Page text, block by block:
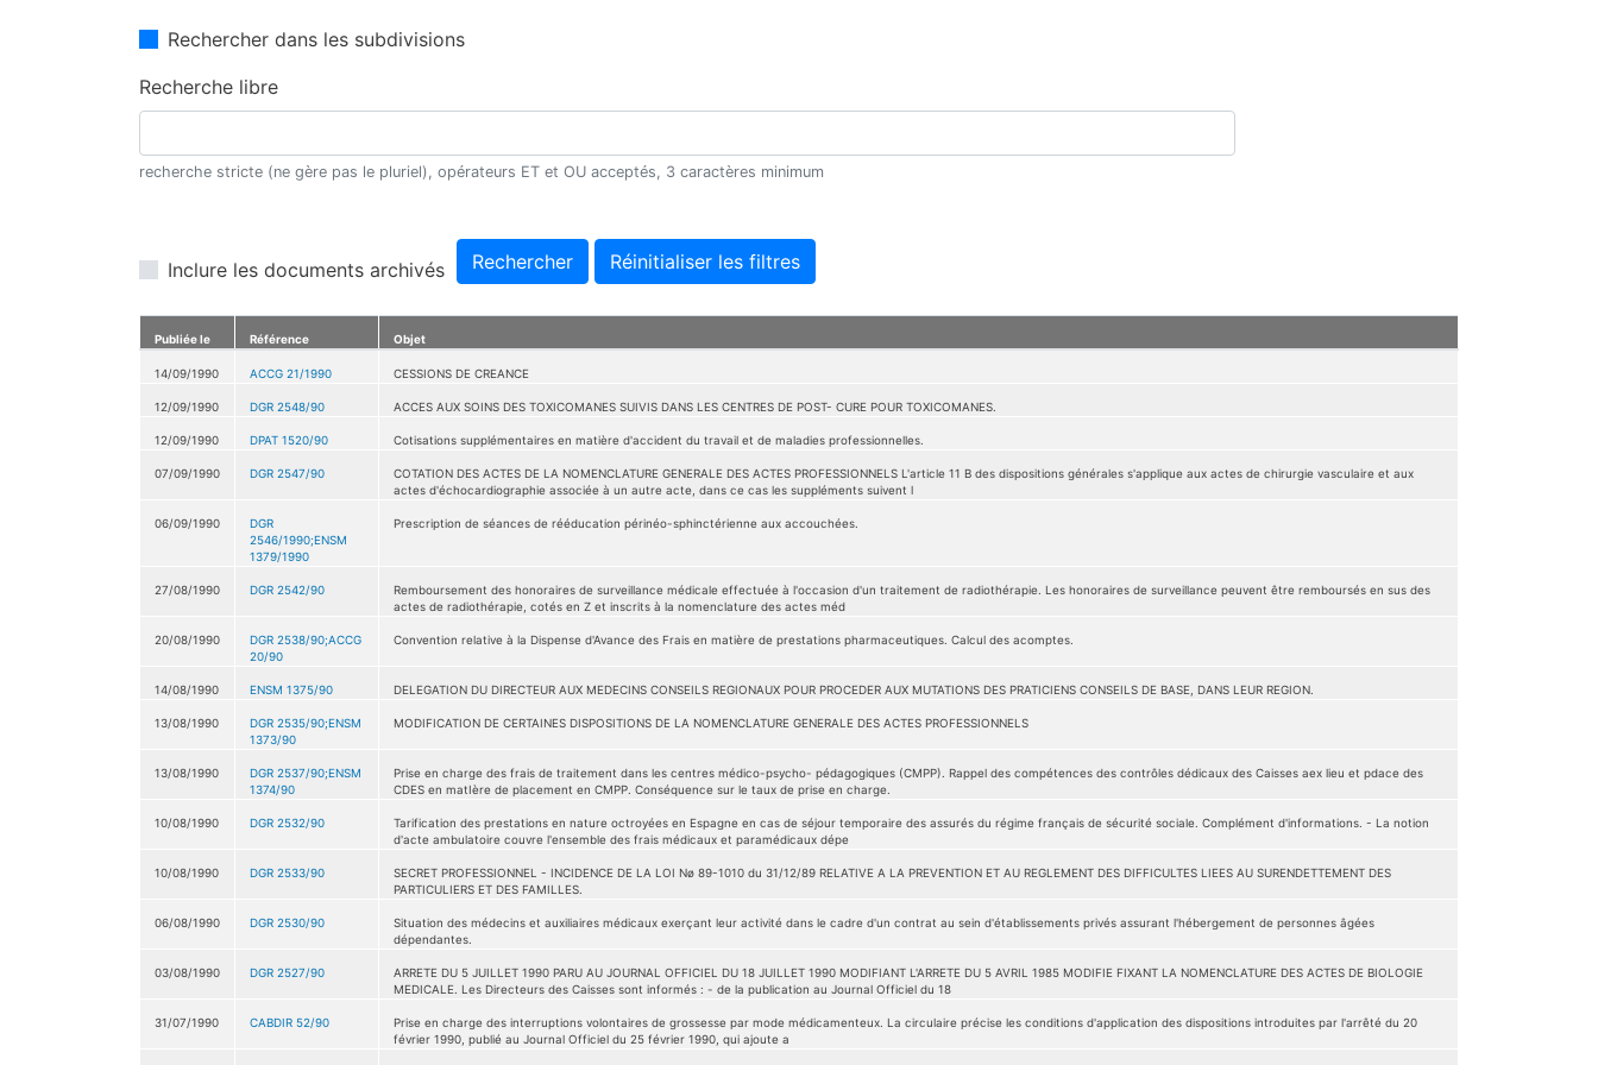
Rechercher dans les subdivisions
Recherche libre
recherche stricte (ne gère pas le pluriel), opérateurs ET et OU acceptés, 3 caractères minimum
Inclure les documents archivés Rechercher Réinitialiser les filtres
Publiée le Référence Objet
14/09/1990 ACCG 21/1990 CESSIONS DE CREANCE
12/09/1990 DGR 2548/90 ACCES AUX SOINS DES TOXICOMANES SUIVIS DANS LES CENTRES DE POST- CURE POUR TOXICOMANES.
12/09/1990 DPAT 1520/90 Cotisations supplémentaires en matière d'accident du travail et de maladies professionnelles.
07/09/1990 DGR 2547/90
COTATION DES ACTES DE LA NOMENCLATURE GENERALE DES ACTES PROFESSIONNELS L'article 11 B des dispositions générales s'applique aux actes de chirurgie vasculaire et aux
actes d'échocardiographie associée à un autre acte, dans ce cas les suppléments suivent l
06/09/1990
DGR
2546/1990;ENSM
1379/1990
Prescription de séances de rééducation périnéo-sphinctérienne aux accouchées.
27/08/1990 DGR 2542/90
Remboursement des honoraires de surveillance médicale effectuée à l'occasion d'un traitement de radiothérapie. Les honoraires de surveillance peuvent être remboursés en sus des
actes de radiothérapie, cotés en Z et inscrits à la nomenclature des actes méd
20/08/1990
DGR 2538/90;ACCG
20/90
Convention relative à la Dispense d'Avance des Frais en matière de prestations pharmaceutiques. Calcul des acomptes.
14/08/1990 ENSM 1375/90 DELEGATION DU DIRECTEUR AUX MEDECINS CONSEILS REGIONAUX POUR PROCEDER AUX MUTATIONS DES PRATICIENS CONSEILS DE BASE, DANS LEUR REGION.
13/08/1990
DGR 2535/90;ENSM
1373/90
MODIFICATION DE CERTAINES DISPOSITIONS DE LA NOMENCLATURE GENERALE DES ACTES PROFESSIONNELS
13/08/1990
DGR 2537/90;ENSM
1374/90
Prise en charge des frais de traitement dans les centres médico-psycho- pédagogiques (CMPP). Rappel des compétences des contrôles dédicaux des Caisses aex lieu et pdace des
CDES en matIère de placement en CMPP. Conséquence sur le taux de prise en charge.
10/08/1990 DGR 2532/90
Tarification des prestations en nature octroyées en Espagne en cas de séjour temporaire des assurés du régime français de sécurité sociale. Complément d'informations. - La notion
d'acte ambulatoire couvre l'ensemble des frais médicaux et paramédicaux dépe
10/08/1990 DGR 2533/90
SECRET PROFESSIONNEL - INCIDENCE DE LA LOI Nø 89-1010 du 31/12/89 RELATIVE A LA PREVENTION ET AU REGLEMENT DES DIFFICULTES LIEES AU SURENDETTEMENT DES
PARTICULIERS ET DES FAMILLES.
06/08/1990 DGR 2530/90
Situation des médecins et auxiliaires médicaux exerçant leur activité dans le cadre d'un contrat au sein d'établissements privés assurant l'hébergement de personnes âgées
dépendantes.
03/08/1990 DGR 2527/90
ARRETE DU 5 JUILLET 1990 PARU AU JOURNAL OFFICIEL DU 18 JUILLET 1990 MODIFIANT L'ARRETE DU 5 AVRIL 1985 MODIFIE FIXANT LA NOMENCLATURE DES ACTES DE BIOLOGIE
MEDICALE. Les Directeurs des Caisses sont informés : - de la publication au Journal Officiel du 18
31/07/1990 CABDIR 52/90
Prise en charge des interruptions volontaires de grossesse par mode médicamenteux. La circulaire précise les conditions d'application des dispositions introduites par l'arrêté du 20
février 1990, publié au Journal Officiel du 25 février 1990, qui ajoute a